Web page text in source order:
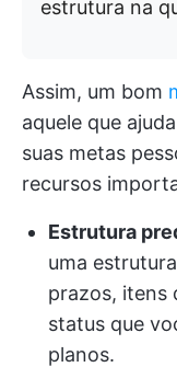
estrutura na
Assim, um bom
aquele que
suas metas
recursos
Estrutura
uma
prazos, itens
status que
planos.